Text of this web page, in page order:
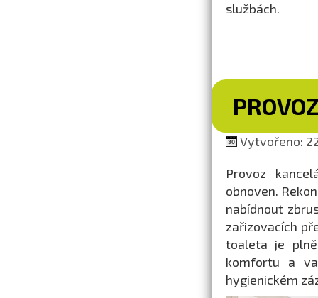
službách.
Vytvořeno:
Provoz
obnoven.
nabídnout
zařizovacích
toaleta je
komfortu a
hygienickém